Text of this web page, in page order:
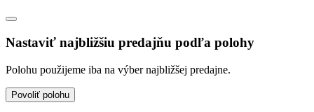
Nastaviť najbližšiu predajňu podľa polohy
Polohu použijeme iba na výber najbližšej predajne.
Povoliť polohu